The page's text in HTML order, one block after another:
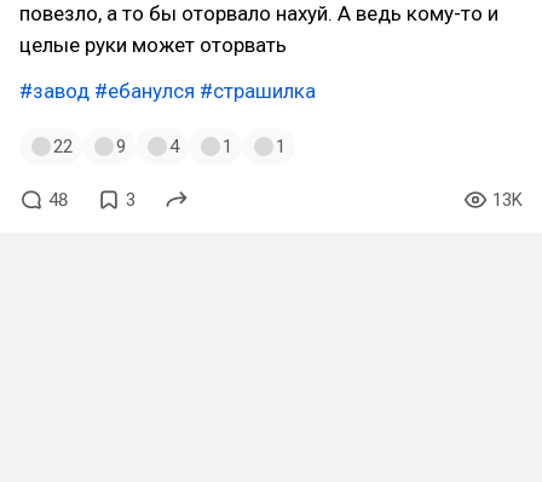
повезло, а то бы оторвало нахуй. А ведь кому-то и
целые руки может оторвать
#завод #ебанулся #страшилка
22 9 4 1 1
48 3 13K